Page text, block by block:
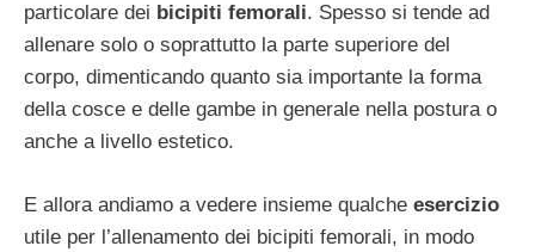
particolare dei bicipiti femorali. Spesso si tende ad
allenare solo o soprattutto la parte superiore del
corpo, dimenticando quanto sia importante la forma
della cosce e delle gambe in generale nella postura o
anche a livello estetico.
E allora andiamo a vedere insieme qualche esercizio
utile per l’allenamento dei bicipiti femorali, in modo